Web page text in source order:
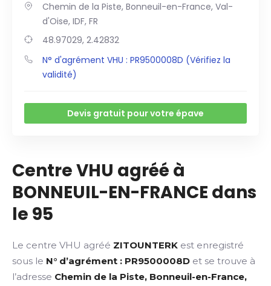
Chemin de la Piste, Bonneuil-en-France, Val-
d'Oise, IDF, FR
48.97029, 2.42832
N° d'agrément VHU : PR9500008D (Vérifiez la
validité)
Devis gratuit pour votre épave
Centre VHU agréé à
BONNEUIL-EN-FRANCE dans
le 95
Le centre VHU agréé ZITOUNTERK est enregistré
sous le N° d’agrément : PR9500008D et se trouve à
l’adresse Chemin de la Piste, Bonneuil-en-France,